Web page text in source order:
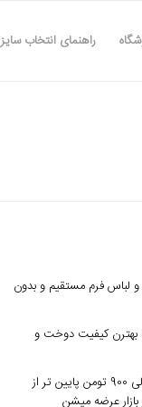
راهنمای انتخاب سایز
و لباس فرم مستقیم و بدون
بهترن کیفیت دوخت و
🔸 بیشتر مدلا 500 الی 900 تومن پایین تر از
عرضه میشن